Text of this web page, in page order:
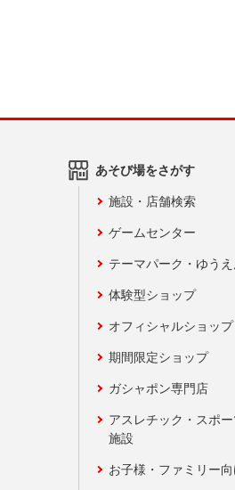
あそび場をさがす
施設・店舗検索
ゲームセンター
テーマパーク・ゆう
体験型ショップ
オフィシャルショップ
期間限定ショップ
ガシャポン専門店
アスレチック・スポ
施設
お子様・ファミリー